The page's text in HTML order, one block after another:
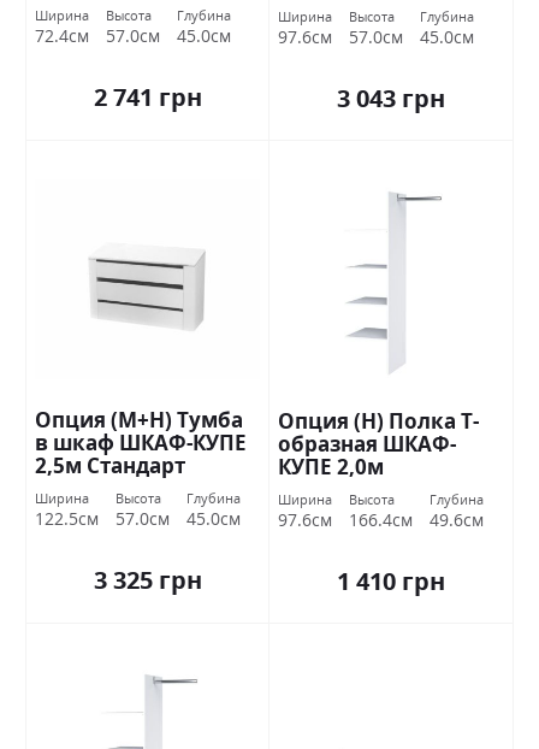
Ширина
72.4см
Высота
57.0см
Глубина
45.0см
2 741 грн
Ширина
97.6см
Высота
57.0см
Глубина
45.0см
3 043 грн
Опция (М+Н) Тумба
в шкаф ШКАФ-КУПЕ
2,5м Стандарт
Ширина
122.5см
Высота
57.0см
Глубина
45.0см
3 325 грн
Опция (Н) Полка Т-
образная ШКАФ-
КУПЕ 2,0м
Ширина
97.6см
Высота
166.4см
Глубина
49.6см
1 410 грн